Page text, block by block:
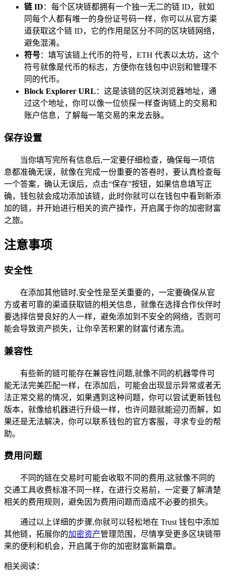
链 ID ：每个区块链都拥有一个独一无二的链 ID，就如
同每个人都有唯一的身份证号码一样，你可以从官方渠
道获取这个链 ID，它的作用是区分不同的区块链网络，
避免混淆。
符号：填写该链上代币的符号，ETH 代表以太坊，这个
符号就像是代币的标志，方便你在钱包中识别和管理不
同的代币。
Block Explorer URL ：这是该链的区块浏览器地址，通
过这个地址，你可以像一位侦探一样查询链上的交易和
账户信息，了解每一笔交易的来龙去脉。
保存设置
当你填写完所有信息后,一定要仔细检查，确保每一项信
息都准确无误，就像在完成一份重要的答卷时，要认真检查每
一个答案，确认无误后，点击“保存”按钮，如果信息填写正
确，钱包就会成功添加该链，此时你就可以在钱包中看到新添
加的链，并开始进行相关的资产操作，开启属于你的加密财富
之旅。
注意事项
安全性
在添加其他链时,安全性是至关重要的，一定要确保从官
方或者可靠的渠道获取链的相关信息，就像在选择合作伙伴时
要选择信誉良好的人一样，避免添加到不安全的网络，否则可
能会导致资产损失，让你辛苦积累的财富付诸东流。
兼容性
有些新的链可能存在兼容性问题,就像不同的机器零件可
能无法完美匹配一样，在添加后，可能会出现显示异常或者无
法正常交易的情况，如果遇到这种问题，你可以尝试更新钱包
版本，就像给机器进行升级一样，也许问题就能迎刃而解，如
果还是无法解决，你可以联系钱包的官方客服，寻求专业的帮
助。
费用问题
不同的链在交易时可能会收取不同的费用,这就像不同的
交通工具收费标准不同一样，在进行交易前，一定要了解清楚
相关的费用规则，避免因为费用问题而造成不必要的损失。
通过以上详细的步骤,你就可以轻松地在 Trust 钱包中添加
其他链，拓展你的加密资产管理范围，尽情享受更多区块链带
来的便利和机会，开启属于你的加密财富新篇章。
相关阅读：